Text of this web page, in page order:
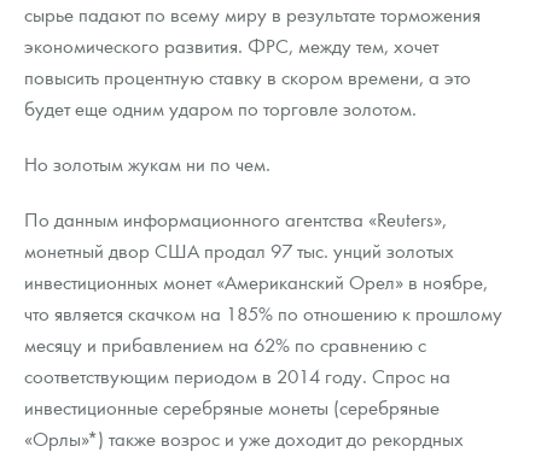
сырье падают по всему миру в результате торможения
экономического развития. ФРС, между тем, хочет
повысить процентную ставку в скором времени, а это
будет еще одним ударом по торговле золотом.
Но золотым жукам ни по чем.
По данным информационного агентства «Reuters»,
монетный двор США продал 97 тыс. унций золотых
инвестиционных монет «Американский Орел» в ноябре,
что является скачком на 185% по отношению к прошлому
месяцу и прибавлением на 62% по сравнению с
соответствующим периодом в 2014 году. Спрос на
инвестиционные серебряные монеты (серебряные
«Орлы»*) также возрос и уже доходит до рекордных